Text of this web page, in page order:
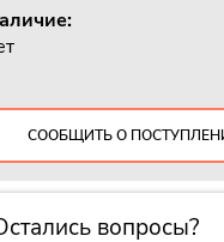
СООБЩИТЬ О
вопросы?